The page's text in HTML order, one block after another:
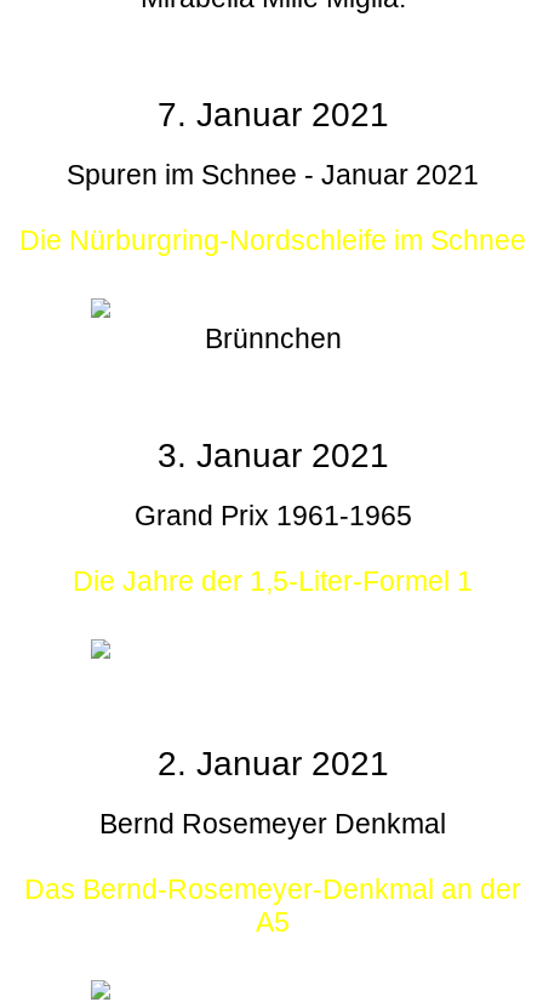
7. Januar 2021
Spuren im Schnee - Januar 2021
Die Nürburgring-Nordschleife im Schnee
Brünnchen
3. Januar 2021
Grand Prix 1961-1965
Die Jahre der 1,5-Liter-Formel 1
2. Januar 2021
Bernd Rosemeyer Denkmal
Das Bernd-Rosemeyer-Denkmal an der
A5